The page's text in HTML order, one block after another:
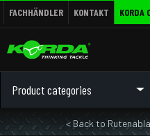
FACHHÄNDLER KONTAKT KORDA
Product categories
< Back to